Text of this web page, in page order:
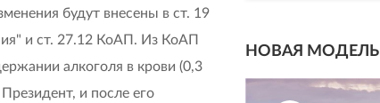
будут внесены в ст. 19
и ст. 27.12 КоАП. Из КоАП
алкоголя в крови (0,3
и после его
НОВАЯ МОДЕЛЬ